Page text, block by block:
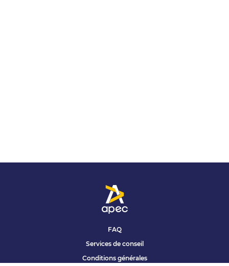
FAQ
Services de conseil
Conditions générales